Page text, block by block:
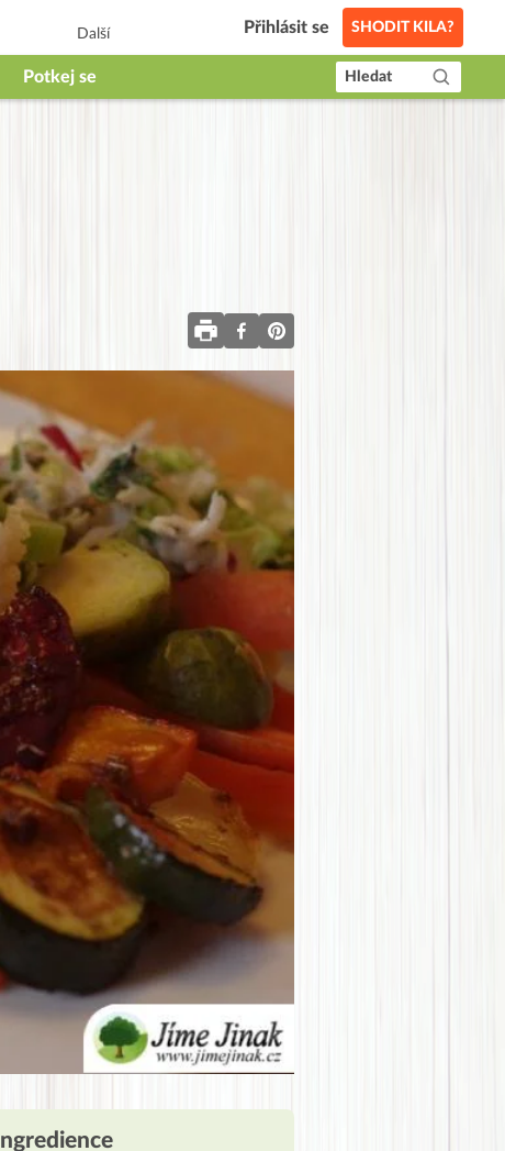
Další Přihlásit se SHODIT KILA?
Potkej se Hledat
Ingredience